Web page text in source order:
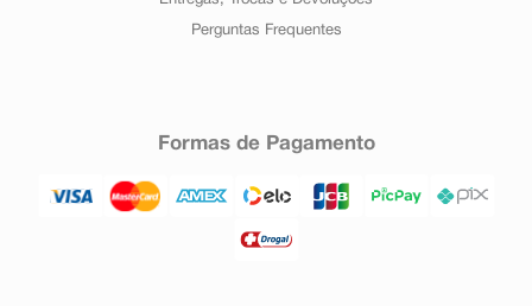
Perguntas Frequentes
Formas de Pagamento